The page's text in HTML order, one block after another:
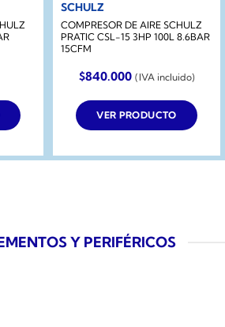
SCHULZ
COMPRESOR DE AIRE SCHULZ
PRATIC CSL-15 3HP 100L 8.6BAR
15CFM
$840.000 (IVA incluido)
VER PRODUCTO
Y PERIFÉRICOS